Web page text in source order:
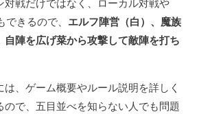
対戦だけではなく、ローカル対戦や
きるので、 エルフ陣営（白）、魔族
自陣を広げ菜から攻撃して敵陣を打ち
、ゲーム概要やルール説明を詳しく
で、五目並べを知らない人でも問題